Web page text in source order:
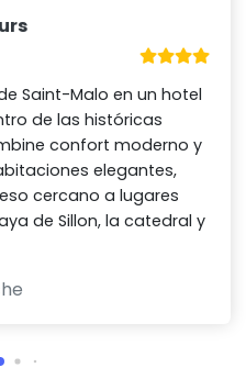
Saint-Malo en un hotel
de las históricas
confort moderno y
elegantes,
cercano a lugares
de Sillon, la catedral y